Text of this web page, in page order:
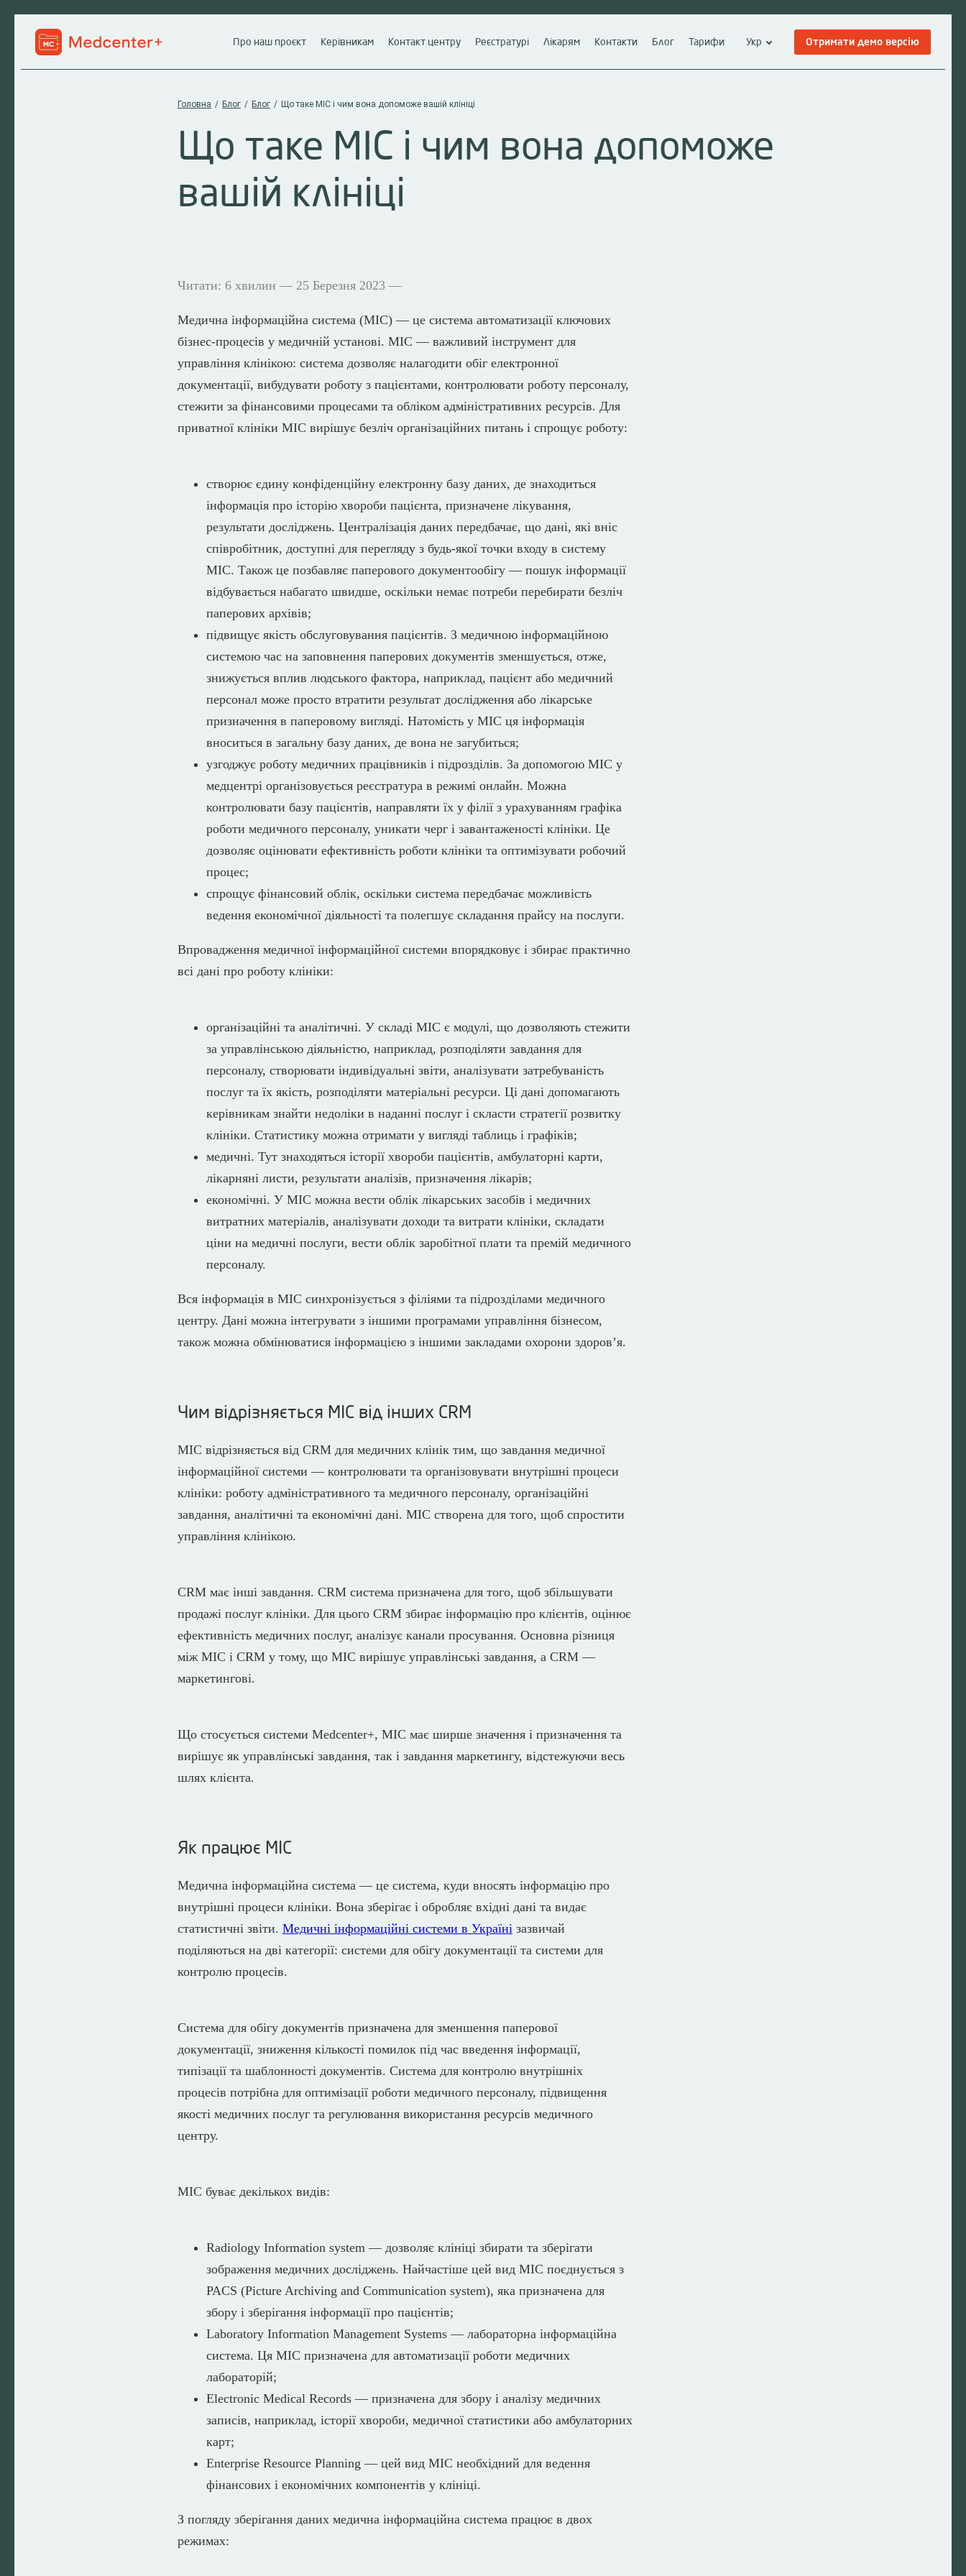
Про наш проєкт Керівникам Контакт центру Реєстратурі Лікарям Контакти Блог Тарифи Укр Отримати демо версію
Головна / Блог / Блог / Що таке МІС і чим вона допоможе вашій клініці
Що таке МІС і чим вона допоможе
вашій клініці
Читати: 6 хвилин — 25 Березня 2023 —
Медична інформаційна система (МІС) — це система автоматизації ключових
бізнес-процесів у медичній установі. МІС — важливий інструмент для
управління клінікою: система дозволяє налагодити обіг електронної
документації, вибудувати роботу з пацієнтами, контролювати роботу персоналу,
стежити за фінансовими процесами та обліком адміністративних ресурсів. Для
приватної клініки МІС вирішує безліч організаційних питань і спрощує роботу:
створює єдину конфіденційну електронну базу даних, де знаходиться
інформація про історію хвороби пацієнта, призначене лікування,
результати досліджень. Централізація даних передбачає, що дані, які вніс
співробітник, доступні для перегляду з будь-якої точки входу в систему
МІС. Також це позбавляє паперового документообігу — пошук інформації
відбувається набагато швидше, оскільки немає потреби перебирати безліч
паперових архівів;
підвищує якість обслуговування пацієнтів. З медичною інформаційною
системою час на заповнення паперових документів зменшується, отже,
знижується вплив людського фактора, наприклад, пацієнт або медичний
персонал може просто втратити результат дослідження або лікарське
призначення в паперовому вигляді. Натомість у МІС ця інформація
вноситься в загальну базу даних, де вона не загубиться;
узгоджує роботу медичних працівників і підрозділів. За допомогою МІС у
медцентрі організовується реєстратура в режимі онлайн. Можна
контролювати базу пацієнтів, направляти їх у філії з урахуванням графіка
роботи медичного персоналу, уникати черг і завантаженості клініки. Це
дозволяє оцінювати ефективність роботи клініки та оптимізувати робочий
процес;
спрощує фінансовий облік, оскільки система передбачає можливість
ведення економічної діяльності та полегшує складання прайсу на послуги.
Впровадження медичної інформаційної системи впорядковує і збирає практично
всі дані про роботу клініки:
організаційні та аналітичні. У складі МІС є модулі, що дозволяють стежити
за управлінською діяльністю, наприклад, розподіляти завдання для
персоналу, створювати індивідуальні звіти, аналізувати затребуваність
послуг та їх якість, розподіляти матеріальні ресурси. Ці дані допомагають
керівникам знайти недоліки в наданні послуг і скласти стратегії розвитку
клініки. Статистику можна отримати у вигляді таблиць і графіків;
медичні. Тут знаходяться історії хвороби пацієнтів, амбулаторні карти,
лікарняні листи, результати аналізів, призначення лікарів;
економічні. У МІС можна вести облік лікарських засобів і медичних
витратних матеріалів, аналізувати доходи та витрати клініки, складати
ціни на медичні послуги, вести облік заробітної плати та премій медичного
персоналу.
Вся інформація в МІС синхронізується з філіями та підрозділами медичного
центру. Дані можна інтегрувати з іншими програмами управління бізнесом,
також можна обмінюватися інформацією з іншими закладами охорони здоров’я.
Чим відрізняється МІС від інших CRM
МІС відрізняється від CRM для медичних клінік тим, що завдання медичної
інформаційної системи — контролювати та організовувати внутрішні процеси
клініки: роботу адміністративного та медичного персоналу, організаційні
завдання, аналітичні та економічні дані. МІС створена для того, щоб спростити
управління клінікою.
CRM має інші завдання. CRM система призначена для того, щоб збільшувати
продажі послуг клініки. Для цього CRM збирає інформацію про клієнтів, оцінює
ефективність медичних послуг, аналізує канали просування. Основна різниця
між МІС і CRM у тому, що МІС вирішує управлінські завдання, а CRM —
маркетингові.
Що стосується системи Medcenter+, МІС має ширше значення і призначення та
вирішує як управлінські завдання, так і завдання маркетингу, відстежуючи весь
шлях клієнта.
Як працює МІС
Медична інформаційна система — це система, куди вносять інформацію про
внутрішні процеси клініки. Вона зберігає і обробляє вхідні дані та видає
статистичні звіти. Медичні інформаційні системи в Україні зазвичай
поділяються на дві категорії: системи для обігу документації та системи для
контролю процесів.
Система для обігу документів призначена для зменшення паперової
документації, зниження кількості помилок під час введення інформації,
типізації та шаблонності документів. Система для контролю внутрішніх
процесів потрібна для оптимізації роботи медичного персоналу, підвищення
якості медичних послуг та регулювання використання ресурсів медичного
центру.
МІС буває декількох видів:
Radiology Information system — дозволяє клініці збирати та зберігати
зображення медичних досліджень. Найчастіше цей вид МІС поєднується з
PACS (Picture Archiving and Communication system), яка призначена для
збору і зберігання інформації про пацієнтів;
Laboratory Information Management Systems — лабораторна інформаційна
система. Ця МІС призначена для автоматизації роботи медичних
лабораторій;
Electronic Medical Records — призначена для збору і аналізу медичних
записів, наприклад, історії хвороби, медичної статистики або амбулаторних
карт;
Enterprise Resource Planning — цей вид МІС необхідний для ведення
фінансових і економічних компонентів у клініці.
З погляду зберігання даних медична інформаційна система працює в двох
режимах: